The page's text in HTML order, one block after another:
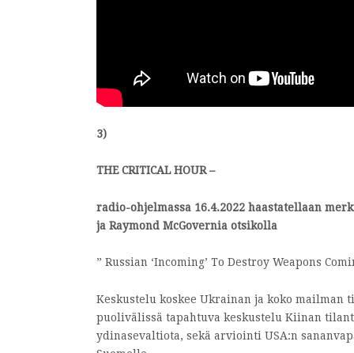
3)
THE CRITICAL HOUR –
radio-ohjelmassa 16.4.2022 haastatellaan
ja Raymond McGovernia otsikolla
” Russian ‘Incoming’ To Destroy Weapons
Keskustelu koskee Ukrainan ja koko
puolivälissä tapahtuva keskustelu Kiinan
ydinasevaltiota, sekä arviointi USA:n